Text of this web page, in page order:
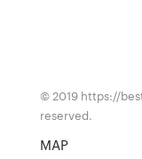
© 2019 https://
reserved.
MAP